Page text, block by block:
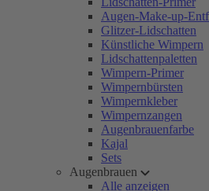
Augen-Make-up-
Glitzer-Lidschatten
Künstliche Wimpern
Lidschattenpaletten
Wimpern-Primer
Wimpernbürsten
Wimpernkleber
Wimpernzangen
Augenbrauenfarbe
Kajal
Sets
Augenbrauen
Alle anzeigen